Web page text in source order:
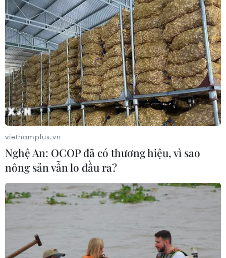
Tây Ban Nha: 100 người thiệt mạng
trong vụ vượt biển ồ ạt vào Ceuta
06/08/2026 16:03
Đức tuyên án chung thân đối tượng
gây vụ lao xe vào đám đông ở
Munich
06/08/2026 15:57
Italy và Hy Lạp trở thành điểm nóng
của virus Tây sông Nile
06/08/2026 13:24
Bão Dolphin hướng vào miền Đông
Trung Quốc, cảnh báo mưa lớn trên
vietnamplus.vn
Nghệ An: OCOP đã có thương hiệu, vì sao
nông sản vẫn lo đầu ra?